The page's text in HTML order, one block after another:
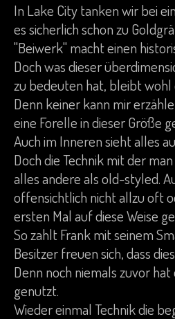
In Lake City tanken wir bei
es sicherlich schon zu
"Beiwerk" macht einen
Doch was dieser
zu bedeuten hat, bleibt wohl
Denn keiner kann mir
eine Forelle in dieser Größe
Auch im Inneren sieht alles
Doch die Technik mit der
alles andere als old-styled.
offensichtlich nicht allzu oft
ersten Mal auf diese Weise
So zahlt Frank mit seinem
Besitzer freuen sich, dass
Denn noch niemals zuvor hat
genutzt.
Wieder einmal Technik die